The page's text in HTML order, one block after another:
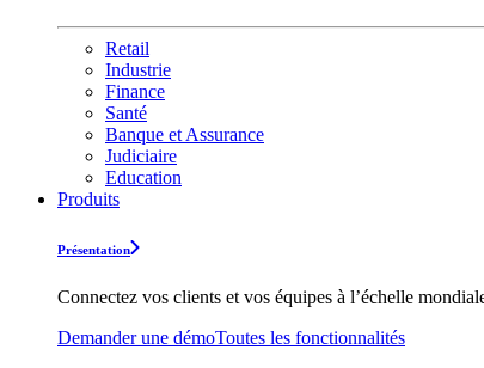
Retail
Industrie
Finance
Santé
Banque et Assurance
Judiciaire
Education
Produits
Présentation
Connectez vos clients et vos équipes à l’échelle
Demander une démoToutes les fonctionnalités